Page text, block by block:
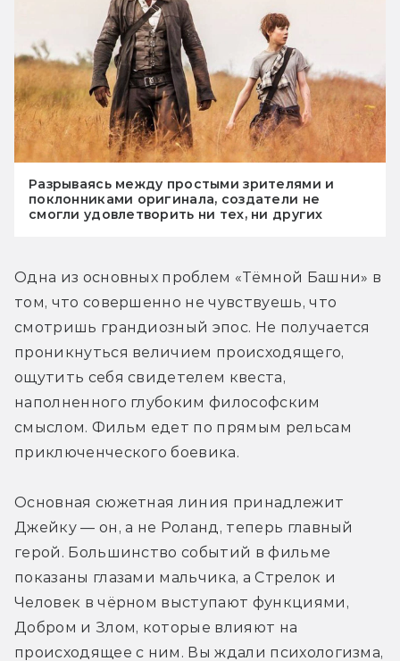
Разрываясь между простыми зрителями и
поклонниками оригинала, создатели не
смогли удовлетворить ни тех, ни других
Одна из основных проблем «Тёмной Башни» в
том, что совершенно не чувствуешь, что
смотришь грандиозный эпос. Не получается
проникнуться величием происходящего,
ощутить себя свидетелем квеста,
наполненного глубоким философским
смыслом. Фильм едет по прямым рельсам
приключенческого боевика.
Основная сюжетная линия принадлежит
Джейку — он, а не Роланд, теперь главный
герой. Большинство событий в фильме
показаны глазами мальчика, а Стрелок и
Человек в чёрном выступают функциями,
Добром и Злом, которые влияют на
происходящее с ним. Вы ждали психологизма,